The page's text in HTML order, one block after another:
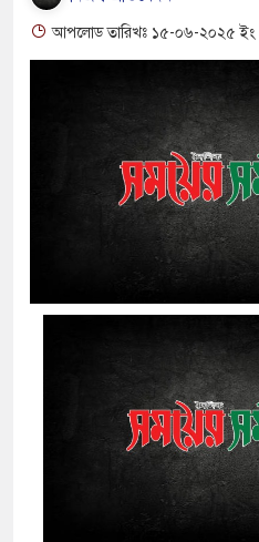
আপলোড তারিখঃ ১৫-০৬-২০২৫ ইং